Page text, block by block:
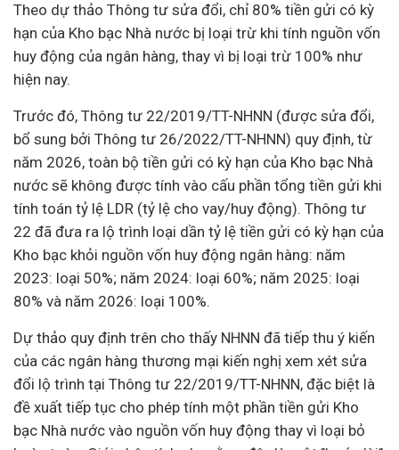
Theo dự thảo Thông tư sửa đổi, chỉ 80% tiền gửi có kỳ
hạn của Kho bạc Nhà nước bị loại trừ khi tính nguồn vốn
huy động của ngân hàng, thay vì bị loại trừ 100% như
hiện nay.
Trước đó, Thông tư 22/2019/TT-NHNN (được sửa đổi,
bổ sung bởi Thông tư 26/2022/TT-NHNN) quy định, từ
năm 2026, toàn bộ tiền gửi có kỳ hạn của Kho bạc Nhà
nước sẽ không được tính vào cấu phần tổng tiền gửi khi
tính toán tỷ lệ LDR (tỷ lệ cho vay/huy động). Thông tư
22 đã đưa ra lộ trình loại dần tỷ lệ tiền gửi có kỳ hạn của
Kho bạc khỏi nguồn vốn huy động ngân hàng: năm
2023: loại 50%; năm 2024: loại 60%; năm 2025: loại
80% và năm 2026: loại 100%.
Dự thảo quy định trên cho thấy NHNN đã tiếp thu ý kiến
của các ngân hàng thương mại kiến nghị xem xét sửa
đổi lộ trình tại Thông tư 22/2019/TT-NHNN, đặc biệt là
đề xuất tiếp tục cho phép tính một phần tiền gửi Kho
bạc Nhà nước vào nguồn vốn huy động thay vì loại bỏ